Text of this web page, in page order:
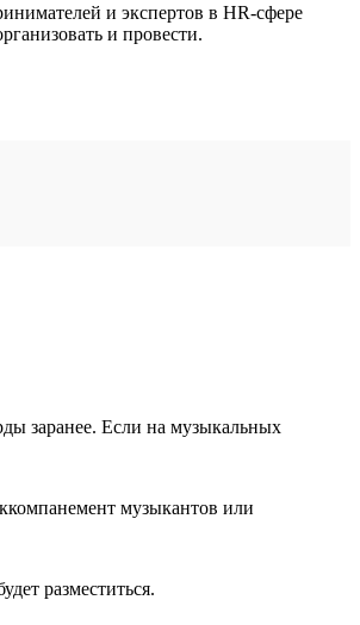
и экспертов в HR-сфере
и провести.
заранее. Если на музыкальных
музыкантов или
разместиться.